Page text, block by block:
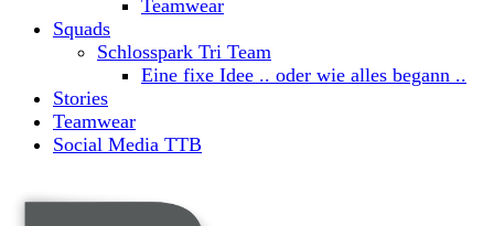
Teamwear
Squads
Schlosspark Tri Team
Eine fixe Idee .. oder wie alles begann ..
Stories
Teamwear
Social Media TTB